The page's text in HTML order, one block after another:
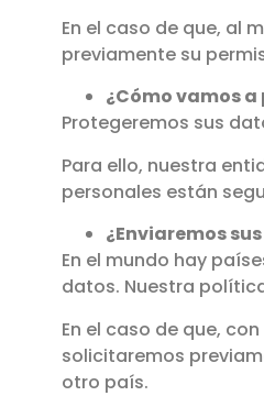
En el caso de que, al
previamente su
¿Cómo vamos
Protegeremos sus
Para ello, nuestra
personales están
¿Enviaremos
En el mundo hay
datos. Nuestra
En el caso de que,
solicitaremos
otro país.